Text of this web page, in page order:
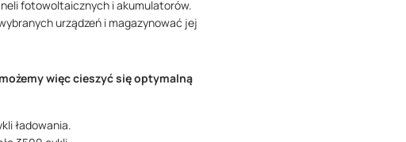
fotowoltaicznych i akumulatorów.
urządzeń i magazynować jej
więc cieszyć się optymalną
ładowania.